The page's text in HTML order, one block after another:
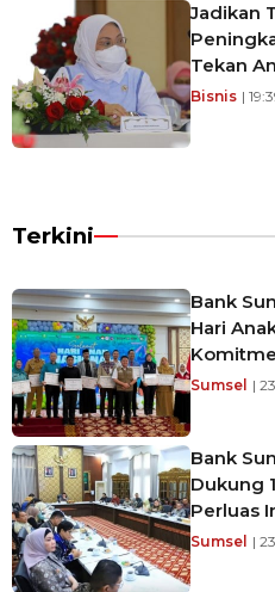
Jadikan
Tekan
Bisnis |
Terkini
Bank
Hari
Sumsel |
Bank
Dukung
Perluas
Sumsel |